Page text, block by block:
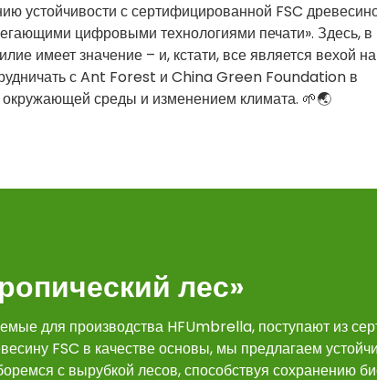
устойчивости с сертифицированной FSC
цифровыми технологиями печати». Здесь, в
имеет значение – и, кстати, все является вехой на
с Ant Forest и China Green Foundation в
среды и изменением климата. 🌱🌏
лес»
для производства HFUmbrella, поступают из
FSC в качестве основы, мы предлагаем
с вырубкой лесов, способствуя сохранению